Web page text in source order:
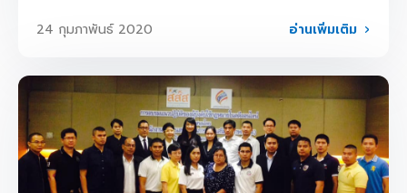
24 กุมภาพันธ์ 2020 อ่านเพิ่มเติม